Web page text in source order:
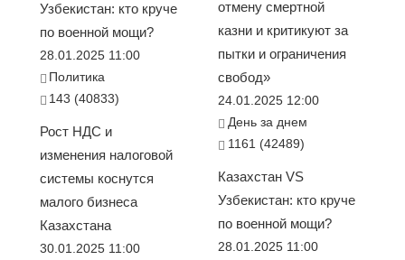
Узбекистан: кто круче
по военной мощи?
28.01.2025 11:00
Политика
143 (40833)
Рост НДС и
изменения налоговой
системы коснутся
малого бизнеса
Казахстана
30.01.2025 11:00
отмену смертной
казни и критикуют за
пытки и ограничения
свобод»
24.01.2025 12:00
День за днем
1161 (42489)
Казахстан VS
Узбекистан: кто круче
по военной мощи?
28.01.2025 11:00